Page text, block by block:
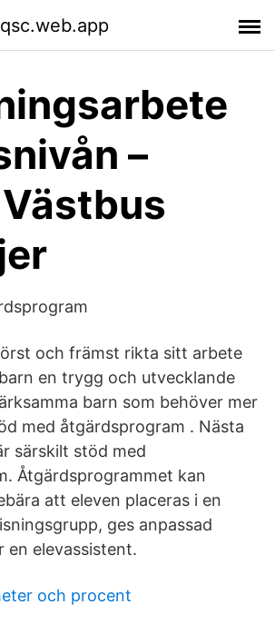
–
och främst rikta sitt arbete
en trygg och utvecklande
barn som behöver mer
med åtgärdsprogram . Nästa
särskilt stöd med
Åtgärdsprogrammet kan
att eleven placeras i en
ges anpassad
en elevassistent.
och procent